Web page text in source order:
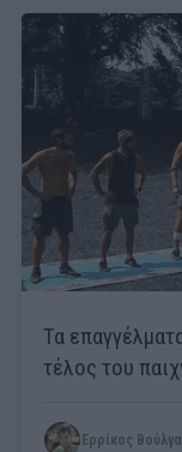
Τα
τέλος του
Ερρίκος